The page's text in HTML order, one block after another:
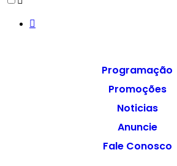
Programação
Promoções
Noticias
Anuncie
Fale Conosco